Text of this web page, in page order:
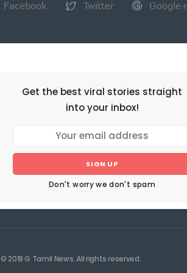
Facebook Twitter Google+
Get the best viral stories straight
into your inbox!
SIGN UP
Don't worry we don't spam
© 2018 G Tamil News. All rights reserved.